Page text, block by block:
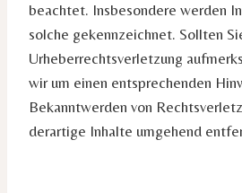
beachtet. Insbesondere werden
solche gekennzeichnet. Sollten
Urheberrechtsverletzung
wir um einen entsprechenden
Bekanntwerden von
derartige Inhalte umgehend